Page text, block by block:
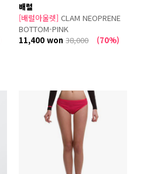
배럴
[배럴아울렛] CLAM NEOPRENE
BOTTOM-PINK
11,400 won38,000 (70%)